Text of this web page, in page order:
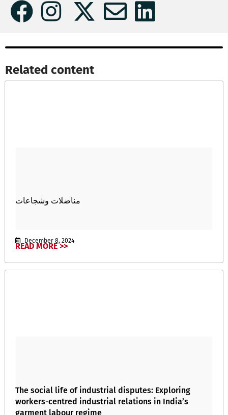
Related content​
مناضلات وشجاعات
December 8, 2024
READ MORE >>
The social life of industrial disputes: Exploring
workers-centred industrial relations in India’s
garment labour regime